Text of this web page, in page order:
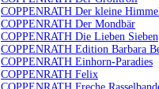
COPPENRATH Der kleine
COPPENRATH Der Mondbär
COPPENRATH Die Lieben Sieben
COPPENRATH Edition Barbara
COPPENRATH Einhorn-Paradies
COPPENRATH Felix